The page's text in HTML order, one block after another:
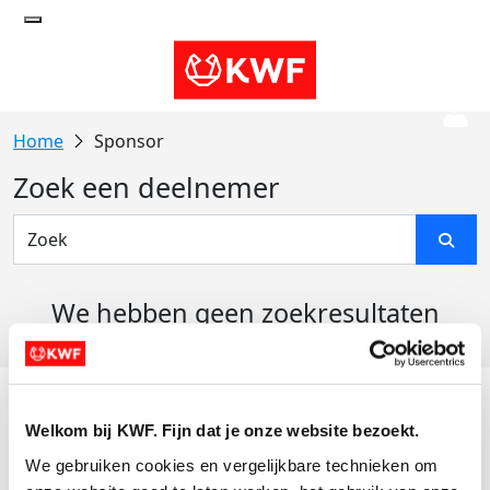
Welkom bij KWF. Fijn dat je onze website bezoekt.
We gebruiken cookies en vergelijkbare technieken om
Sponsor
Zoek een deelnemer
We hebben geen zoekresultaten
Actiematerialen
Evenementen